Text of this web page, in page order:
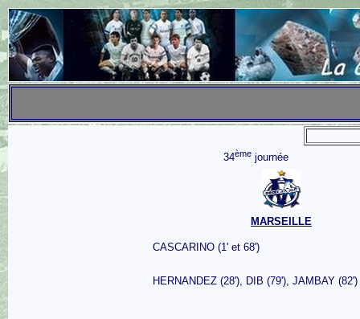
34èmejournée
MARSEILLE
CASCARINO (1' et 68')
HERNANDEZ (28'), DIB (79'), JAMBAY (82')